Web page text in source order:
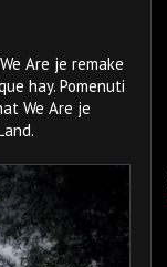
Are je remake
hay. Pomenuti
We Are je